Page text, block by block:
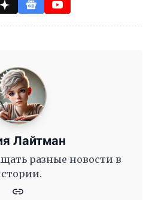
Лайтман
разные новости в